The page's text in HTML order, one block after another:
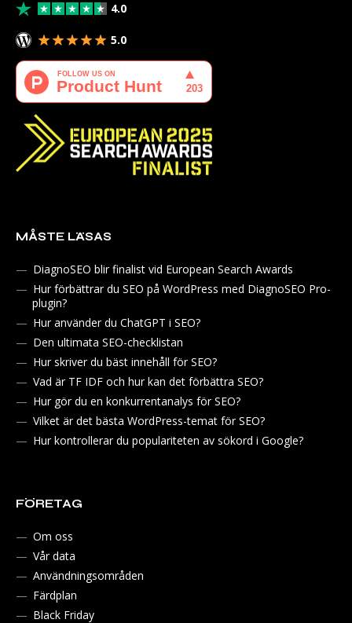
4.0
5.0
MÅSTE LÄSAS
DiagnoSEO blir finalist vid European Search Awards
Hur förbättrar du SEO på WordPress med DiagnoSEO Pro-
plugin?
Hur använder du ChatGPT i SEO?
Den ultimata SEO-checklistan
Hur skriver du bäst innehåll för SEO?
Vad är TF IDF och hur kan det förbättra SEO?
Hur gör du en konkurrentanalys för SEO?
Vilket är det bästa WordPress-temat för SEO?
Hur kontrollerar du populariteten av sökord i Google?
FÖRETAG
Om oss
Vår data
Användningsområden
Färdplan
Black Friday